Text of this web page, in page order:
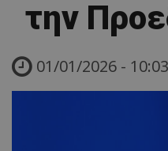
την
01/01/2026 - 10:03